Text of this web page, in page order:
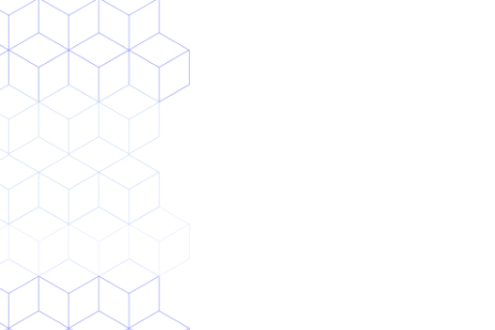
単純なシステム開発
ワークフロー洗い出し〜自動化の選別・実装
事例を見る